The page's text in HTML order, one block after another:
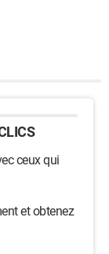
ceux qui
et obtenez